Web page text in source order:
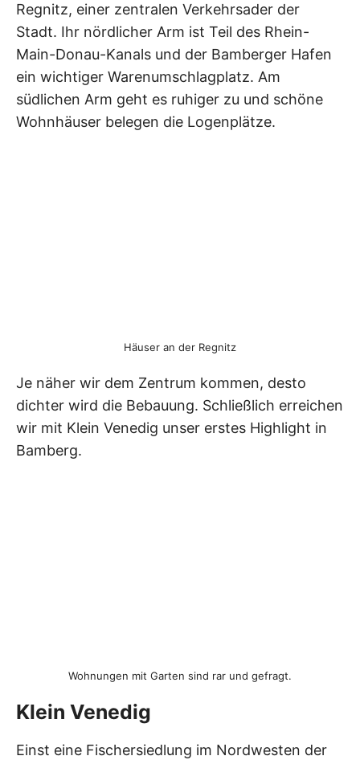
Regnitz, einer zentralen Verkehrsader der
Stadt. Ihr nördlicher Arm ist Teil des Rhein-
Main-Donau-Kanals und der Bamberger Hafen
ein wichtiger Warenumschlagplatz. Am
südlichen Arm geht es ruhiger zu und schöne
Wohnhäuser belegen die Logenplätze.
Häuser an der Regnitz
Je näher wir dem Zentrum kommen, desto
dichter wird die Bebauung. Schließlich erreichen
wir mit Klein Venedig unser erstes Highlight in
Bamberg.
Wohnungen mit Garten sind rar und gefragt.
Klein Venedig
Einst eine Fischersiedlung im Nordwesten der